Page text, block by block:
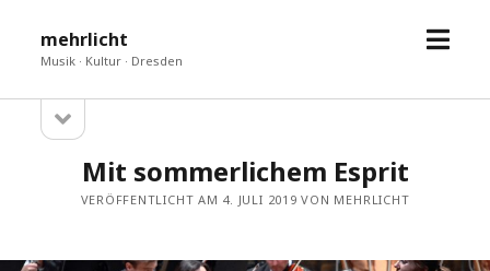
mehrlicht
Musik · Kultur · Dresden
Menü
Sidebar
öffnen
Mit sommerlichem Esprit
VERÖFFENTLICHT AM 4. JULI 2019 VON MEHRLICHT